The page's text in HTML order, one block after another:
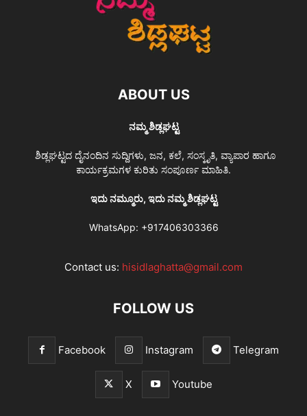
ABOUT US
ನಮ್ಮ ಶಿಡ್ಲಘಟ್ಟ
ಶಿಡ್ಲಘಟ್ಟದ ದೈನಂದಿನ ಸುದ್ದಿಗಳು, ಜನ, ಕಲೆ, ಸಂಸ್ಕೃತಿ, ವ್ಯಾಪಾರ ಹಾಗೂ
ಕಾರ್ಯಕ್ರಮಗಳ ಕುರಿತು ಸಂಪೂರ್ಣ ಮಾಹಿತಿ.
ಇದು ನಮ್ಮೂರು, ಇದು ನಮ್ಮ ಶಿಡ್ಲಘಟ್ಟ
WhatsApp: +917406303366
Contact us: hisidlaghatta@gmail.com
FOLLOW US
Facebook Instagram Telegram
X Youtube